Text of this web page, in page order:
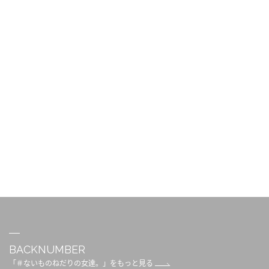
BACKNUMBER
「＃ないものねだりの女達。」をもっと見る